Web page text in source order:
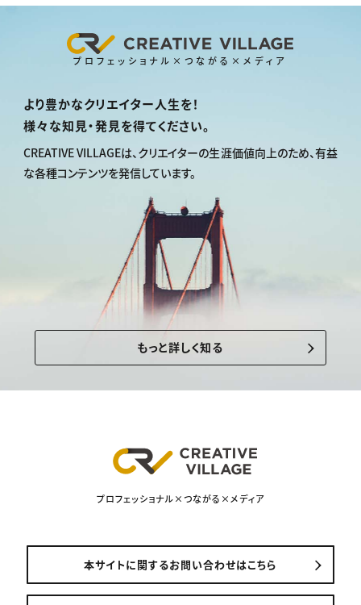
プロフェッショナル×つながる×メディア
より豊かなクリエイター人生を！
様々な知見・発見を得てください。
CREATIVE VILLAGEは、 クリエイターの生涯価値向上のため、有益
な各種コンテンツを発信しています。
もっと詳しく知る
プロフェッショナル×つながる×メディア
本サイトに関するお問い合わせはこちら